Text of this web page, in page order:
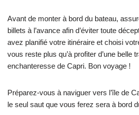
Avant de monter à bord du bateau,
billets à l’avance afin d’éviter toute
avez planifié votre itinéraire et choisi
vous reste plus qu’à profiter d’une belle
enchanteresse de Capri. Bon voyage !
Préparez-vous à naviguer vers l’île de
le seul saut que vous ferez sera à bord